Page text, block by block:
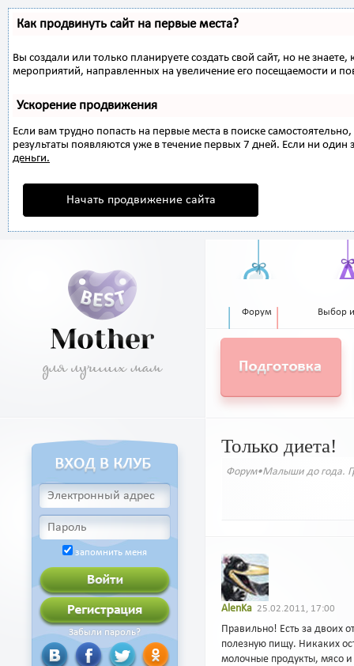
Как продвинуть сайт на первые места?
Вы создали или только планируете создать свой сайт, но не
мероприятий, направленных на увеличение его посещаемости и
Ускорение продвижения
Если вам трудно попасть на первые места в поиске
результаты появляются уже в течение первых 7 дней. Если ни один
деньги.
Начать продвижение сайта
запомнить меня
Забыли пароль?
Форум Выбор
Только диета!
Форум•Малыши до года.
AlenKa 25.02.2011, 17:00
Правильно! Есть за двоих
полезную пищу. Никаких
молочные продукты, мясо и